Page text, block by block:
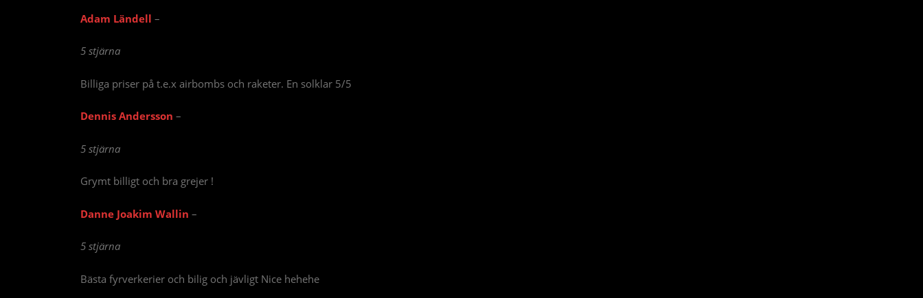
Adam Ländell –
5 stjärna
Billiga priser på t.e.x airbombs och raketer. En solklar 5/5
Dennis Andersson –
5 stjärna
Grymt billigt och bra grejer !
Danne Joakim Wallin –
5 stjärna
Bästa fyrverkerier och bilig och jävligt Nice hehehe